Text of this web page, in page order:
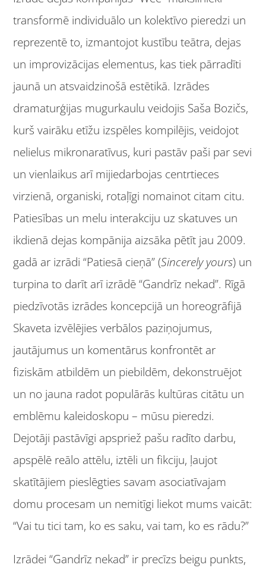
transformē individuālo un kolektīvo pieredzi un
reprezentē to, izmantojot kustību teātra, dejas
un improvizācijas elementus, kas tiek pārradīti
jaunā un atsvaidzinošā estētikā. Izrādes
dramaturģijas mugurkaulu veidojis Saša Bozičs,
kurš vairāku etīžu izspēles kompilējis, veidojot
nelielus mikronaratīvus, kuri pastāv paši par sevi
un vienlaikus arī mijiedarbojas centrtieces
virzienā, organiski, rotaļīgi nomainot citam citu.
Patiesības un melu interakciju uz skatuves un
ikdienā dejas kompānija aizsāka pētīt jau 2009.
gadā ar izrādi “Patiesā cieņā” (Sincerely yours) un
turpina to darīt arī izrādē “Gandrīz nekad”. Rīgā
piedzīvotās izrādes koncepcijā un horeogrāfijā
Skaveta izvēlējies verbālos paziņojumus,
jautājumus un komentārus konfrontēt ar
fiziskām atbildēm un piebildēm, dekonstruējot
un no jauna radot populārās kultūras citātu un
emblēmu kaleidoskopu – mūsu pieredzi.
Dejotāji pastāvīgi apspriež pašu radīto darbu,
apspēlē reālo attēlu, iztēli un fikciju, ļaujot
skatītājiem pieslēgties savam asociatīvajam
domu procesam un nemitīgi liekot mums vaicāt:
“Vai tu tici tam, ko es saku, vai tam, ko es rādu?”
Izrādei “Gandrīz nekad” ir precīzs beigu punkts,